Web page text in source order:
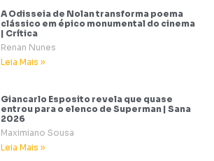
A Odisseia de Nolan transforma poema
clássico em épico monumental do cinema
| Crítica
Renan Nunes
Leia Mais »
Giancarlo Esposito revela que quase
entrou para o elenco de Superman | Sana
2026
Maximiano Sousa
Leia Mais »